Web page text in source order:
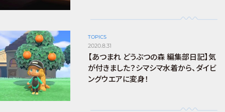
TOPICS
2020.8.31
【あつまれ どうぶつの森 編集部日記】気
が付きました？シマシマ水着から、ダイビ
ングウエアに変身！